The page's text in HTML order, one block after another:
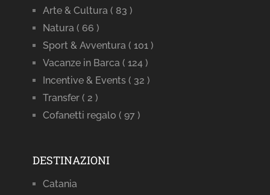
Arte & Cultura ( 83 )
Natura ( 66 )
Sport & Avventura ( 101 )
Vacanze in Barca ( 124 )
Incentive & Events ( 32 )
Transfer ( 2 )
Cofanetti regalo ( 97 )
DESTINAZIONI
Catania